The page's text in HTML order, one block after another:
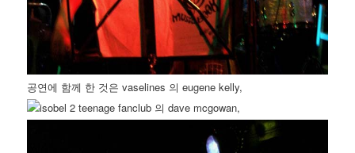
공연에 함께 한 것은 vaselines 의 eugene kelly,
teenage fanclub 의 dave mcgowan,